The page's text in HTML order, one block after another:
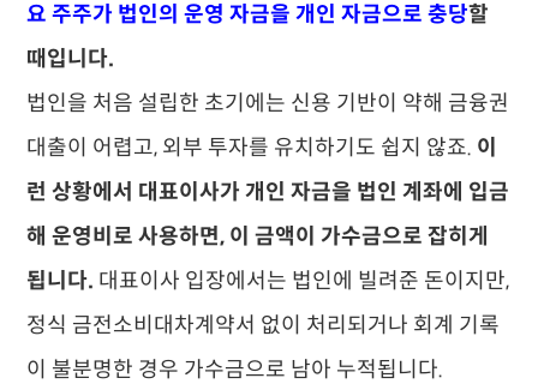
요 주주가 법인의 운영 자금을 개인 자금으로 충당할
때입니다.
법인을 처음 설립한 초기에는 신용 기반이 약해 금융권
대출이 어렵고, 외부 투자를 유치하기도 쉽지 않죠. 이
런 상황에서 대표이사가 개인 자금을 법인 계좌에 입금
해 운영비로 사용하면, 이 금액이 가수금으로 잡히게
됩니다. 대표이사 입장에서는 법인에 빌려준 돈이지만,
정식 금전소비대차계약서 없이 처리되거나 회계 기록
이 불분명한 경우 가수금으로 남아 누적됩니다.